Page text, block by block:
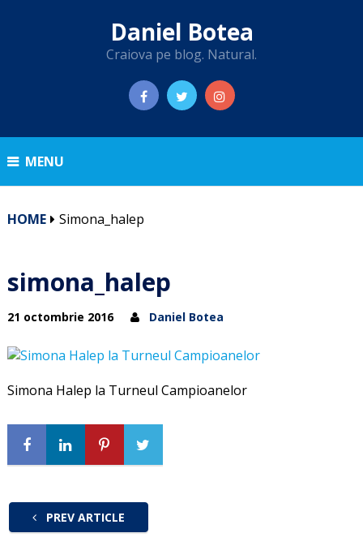
Daniel Botea
Craiova pe blog. Natural.
MENU
HOME Simona_halep
simona_halep
21 octombrie 2016 Daniel Botea
Simona Halep la Turneul Campioanelor
PREV ARTICLE